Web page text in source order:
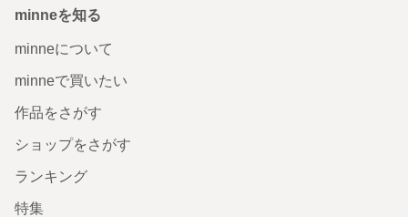
minneを知る
minneについて
minneで買いたい
作品をさがす
ショップをさがす
ランキング
特集